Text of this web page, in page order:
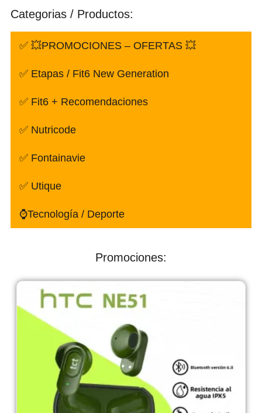
Categorias / Productos:
✅ 💥PROMOCIONES – OFERTAS 💥
✅ Etapas / Fit6 New Generation
✅ Fit6 + Recomendaciones
✅ Nutricode
✅ Fontainavie
✅ Utique
⌚Tecnología / Deporte
Promociones: